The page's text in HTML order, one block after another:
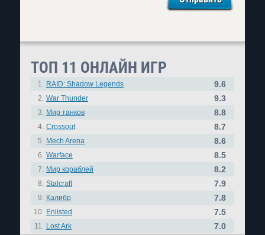
ТОП 11 ОНЛАЙН ИГР
1. RAID: Shadow Legends 9.6
2. War Thunder 9.3
3. Мир танков 8.8
4. Crossout 8.7
5. Mech Arena 8.6
6. Warface 8.5
7. Мир кораблей 8.2
8. Stalcraft 7.9
9. Калибр 7.8
10. Enlisted 7.5
11. Lost Ark 7.0